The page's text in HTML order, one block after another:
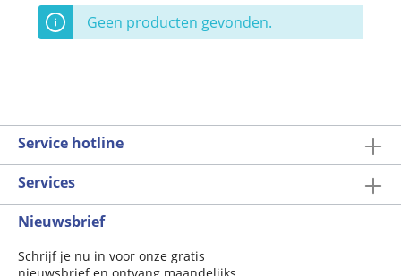
Geen producten gevonden.
Service hotline
Services
Nieuwsbrief
Schrijf je nu in voor onze gratis
nieuwsbrief en ontvang maandelijks